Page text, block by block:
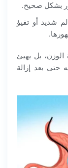
بشكل صحيح.
شديد أو تقيؤ
بل يهيئ
بعد إزالة